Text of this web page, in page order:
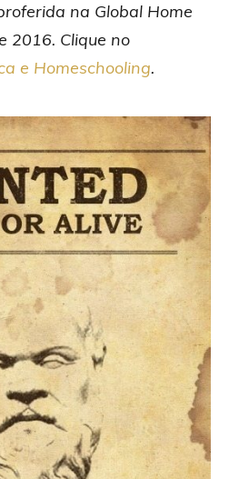
na Global Home
2016. Clique no
e Homeschooling.